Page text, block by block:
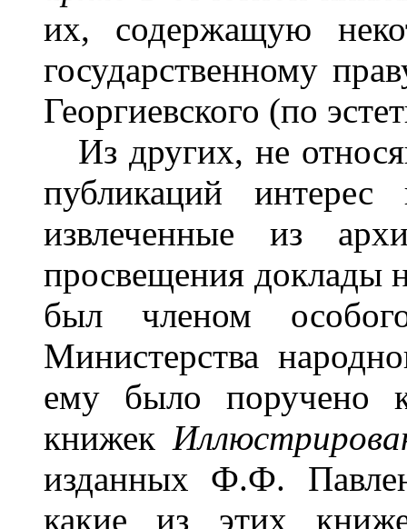
их, содержащую
государственному
Георгиевского (по
Из других, не
публикаций интерес
извлеченные из
просвещения доклады
был членом
Министерства
ему было поручено
книжек
изданных Ф.Ф.
какие из этих